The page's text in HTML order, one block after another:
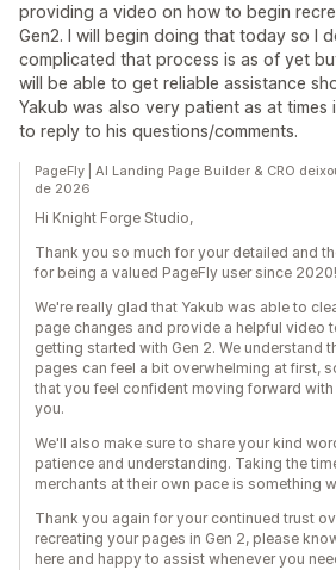
providing a video on how to begin
Gen2. I will begin doing that today so I
complicated that process is as of yet
will be able to get reliable assistance
Yakub was also very patient as at times
to reply to his questions/comments.
PageFly | AI Landing Page Builder & CRO
de 2026
Hi Knight Forge Studio,
Thank you so much for your detailed and
for being a valued PageFly user since 2020!
We're really glad that Yakub was able to
page changes and provide a helpful video
getting started with Gen 2. We understand
pages can feel a bit overwhelming at first,
that you feel confident moving forward
you.
We'll also make sure to share your kind
patience and understanding. Taking the
merchants at their own pace is something
Thank you again for your continued trust
recreating your pages in Gen 2, please
here and happy to assist whenever you